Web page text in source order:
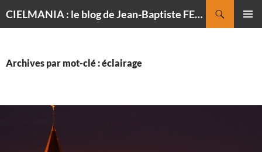
CIELMANIA : le blog de Jean-Baptiste FELDMANN, photographe du ciel
Archives par mot-clé : éclairage